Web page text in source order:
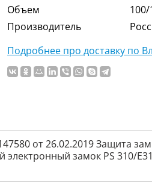
Объем
100/
Производитель
Подробнее про доставку по
от 26.02.2019 Защита
замок PS 310/